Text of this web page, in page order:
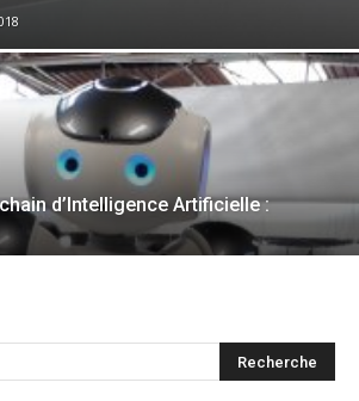
d’Intelligence Artificielle :